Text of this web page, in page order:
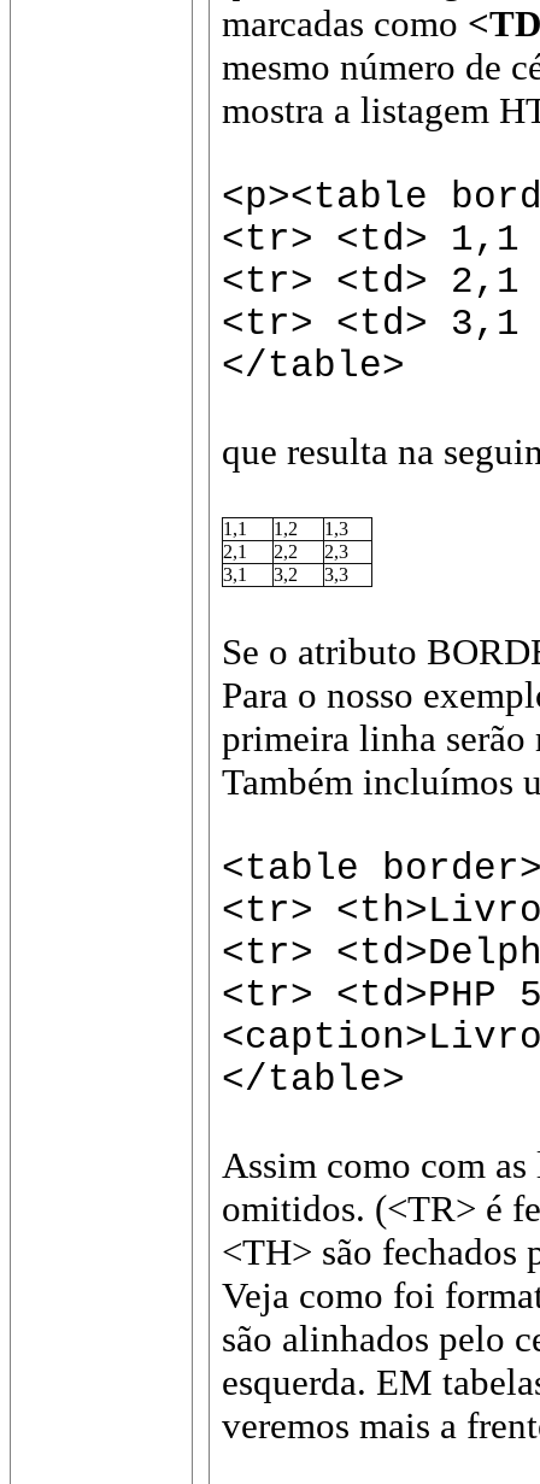
marcadas como
mesmo número de
mostra a listagem
<p><table
<tr> <td>
<tr> <td>
<tr> <td>
</table>
que resulta na
1,1 1,2
1,3
2,1
2,2
2,3
3,1
3,2 3,3
Se o atributo
Para o nosso
primeira linha serão
Também incluímos
<table
<tr>
<tr>
<tr> <td>PHP
</table>
Assim como com
omitidos. (<TR> é
<TH> são
Veja como foi
são alinhados pelo
esquerda. EM
veremos mais a